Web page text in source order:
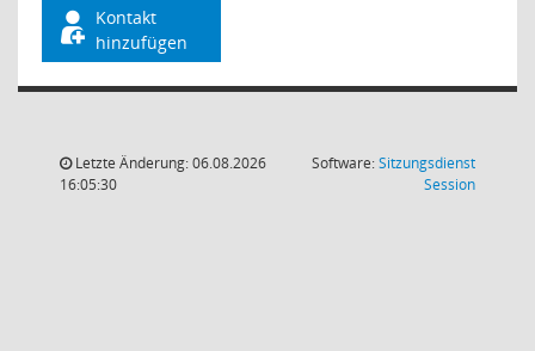
Kontakt
hinzufügen
Letzte Änderung: 06.08.2026
16:05:30
Software:Sitzungsdienst
Session(Wird in